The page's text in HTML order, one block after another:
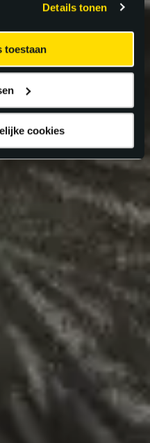
Details tonen
toestaan
cookies